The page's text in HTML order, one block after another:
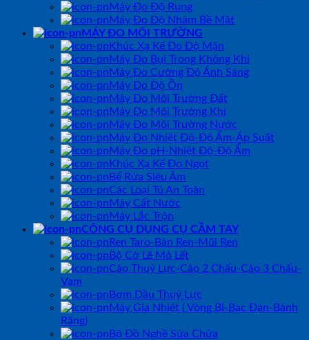
Máy Đo Độ Rung
Máy Đo Độ Nhám Bề Mặt
MÁY ĐO MÔI TRƯỜNG
Khúc Xạ Kế Đo Độ Mặn
Máy Đo Bụi Trong Không Khí
Máy Đo Cường Độ Ánh Sáng
Máy Đo Độ Ồn
Máy Đo Môi Trường Đất
Máy Đo Môi Trường Khí
Máy Đo Môi Trường Nước
Máy Đo Nhiệt Độ-Độ Ẩm-Áp Suất
Máy Đo pH-Nhiệt Độ-Độ Ẩm
Khúc Xạ Kế Đo Ngọt
Bể Rửa Siêu Âm
Các Loại Tủ An Toàn
Máy Cất Nước
Máy Lắc Trộn
CÔNG CỤ DỤNG CỤ CẦM TAY
Ren Taro-Bàn Ren-Mũi Ren
Bộ Cờ Lê Mỏ Lết
Cảo Thuỷ Lực-Cảo 2 Chấu-Cảo 3 Chấu-
Vam
Bơm Dầu Thuỷ Lực
Máy Gia Nhiệt ( Vòng Bi-Bạc Đạn-Bánh
Răng)
Bộ Đồ Nghề Sửa Chữa